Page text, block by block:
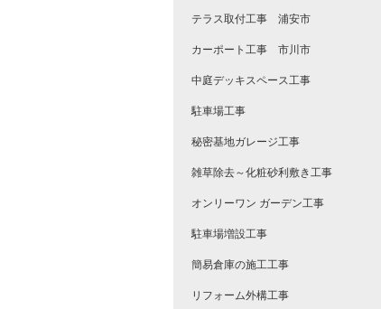
テラス取付工事 浦安市
カーポート工事 市川市
中庭デッキスペース工事
駐車場工事
秘密基地ガレージ工事
雑草除去～化粧砂利敷き工事
オンリーワン ガーデン工事
駐車場増設工事
簡易倉庫の施工工事
リフォーム外構工事